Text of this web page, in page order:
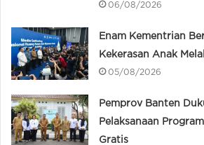
06/08/2026
Enam Kementrian
Kekerasan Anak
05/08/2026
Pemprov Banten
Pelaksanaan
Gratis